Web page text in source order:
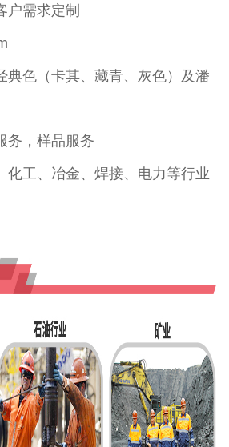
户需求定制
典色（卡其、藏青、灰色）及潘
务，样品服务
化工、冶金、焊接、电力等行业